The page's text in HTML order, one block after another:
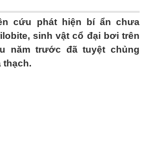
cứu phát hiện bí ẩn chưa
sinh vật cổ đại bơi trên
năm trước đã tuyệt chủng
thạch.